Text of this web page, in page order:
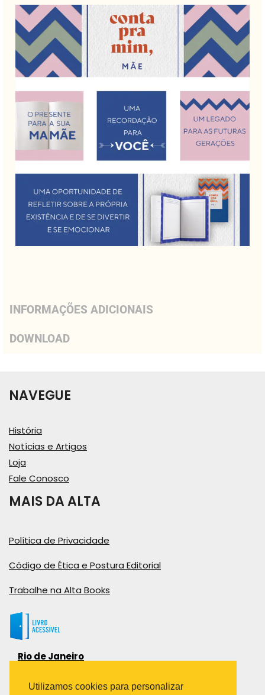
INFORMAÇÕES ADICIONAIS
DOWNLOAD
NAVEGUE
História
Notícias e Artigos
Loja
Fale Conosco
MAIS DA ALTA
Política de Privacidade
Código de Ética e Postura Editorial
Trabalhe na Alta Books
Rio de Janeiro
Bairro Industrial do Jacaré
Utilizamos cookies para personalizar